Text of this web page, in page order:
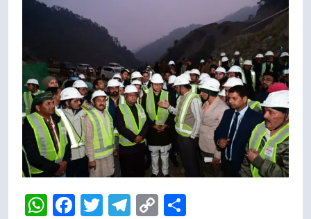
WhatsApp
Facebook
Twitter
Telegram
Copy